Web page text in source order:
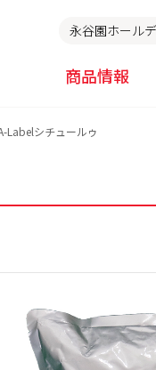
永谷園ホール
商品情報
Labelシチュールゥ